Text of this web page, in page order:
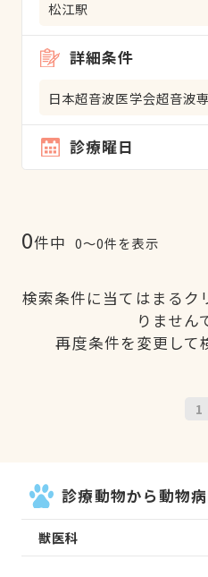
松江駅
詳細条件
日本超音波医学会超音波
診療曜日
0件中 0〜0件を表示
検索条件に当てはまるク
りません
再度条件を変更して
1
診療動物から動物
獣医科